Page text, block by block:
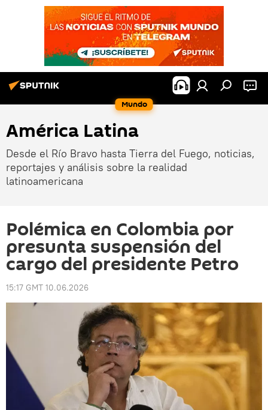
Mundo
América Latina
Desde el Río Bravo hasta Tierra del Fuego, noticias,
reportajes y análisis sobre la realidad
latinoamericana
Polémica en Colombia por
presunta suspensión del
cargo del presidente Petro
15:17 GMT 10.06.2026